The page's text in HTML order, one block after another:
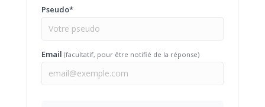
Pseudo*
Email (facultatif, pour être notifié de la réponse)